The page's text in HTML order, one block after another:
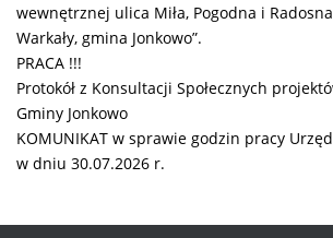
wewnętrznej ulica Miła, Pogodna i
Warkały, gmina Jonkowo”.
PRACA !!!
Protokół z Konsultacji Społecznych
Gminy Jonkowo
KOMUNIKAT w sprawie godzin pracy
w dniu 30.07.2026 r.